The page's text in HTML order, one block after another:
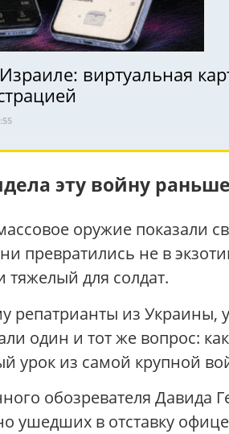
виртуальная
эту войну раньше
оружие
превратились не в
тяжелый для солдат.
репатрианты из Украины,
один и тот же вопрос:
урок из самой крупной
обозревателя Давида
ушедших в отставку